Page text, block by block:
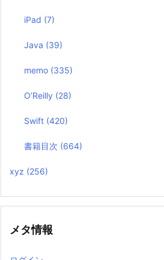
iPad (7)
Java (39)
memo (335)
O’Reilly (28)
Swift (420)
書籍目次 (664)
xyz (256)
メタ情報